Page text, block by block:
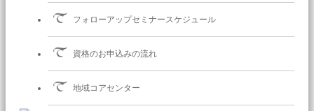
フォローアップセミナースケジュール
資格のお申込みの流れ
地域コアセンター